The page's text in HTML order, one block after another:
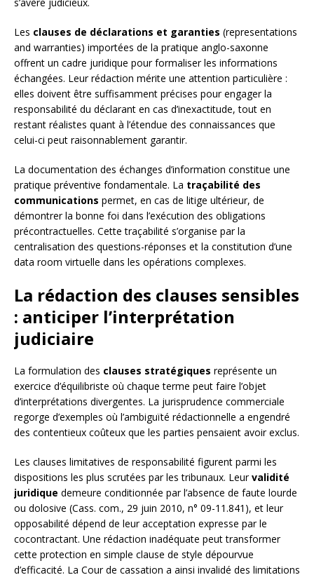
Les clauses de déclarations et garanties (representations
and warranties) importées de la pratique anglo-saxonne
offrent un cadre juridique pour formaliser les informations
échangées. Leur rédaction mérite une attention particulière :
elles doivent être suffisamment précises pour engager la
responsabilité du déclarant en cas d’inexactitude, tout en
restant réalistes quant à l’étendue des connaissances que
celui-ci peut raisonnablement garantir.
La documentation des échanges d’information constitue une
pratique préventive fondamentale. La traçabilité des
communications permet, en cas de litige ultérieur, de
démontrer la bonne foi dans l’exécution des obligations
précontractuelles. Cette traçabilité s’organise par la
centralisation des questions-réponses et la constitution d’une
data room virtuelle dans les opérations complexes.
La rédaction des clauses sensibles
: anticiper l’interprétation
judiciaire
La formulation des clauses stratégiques représente un
exercice d’équilibriste où chaque terme peut faire l’objet
d’interprétations divergentes. La jurisprudence commerciale
regorge d’exemples où l’ambiguïté rédactionnelle a engendré
des contentieux coûteux que les parties pensaient avoir exclus.
Les clauses limitatives de responsabilité figurent parmi les
dispositions les plus scrutées par les tribunaux. Leurvalidité
juridique demeure conditionnée par l’absence de faute lourde
ou dolosive (Cass. com., 29 juin 2010, n° 09-11.841), et leur
opposabilité dépend de leur acceptation expresse par le
cocontractant. Une rédaction inadéquate peut transformer
cette protection en simple clause de style dépourvue
d’efficacité. La Cour de cassation a ainsi invalidé des limitations